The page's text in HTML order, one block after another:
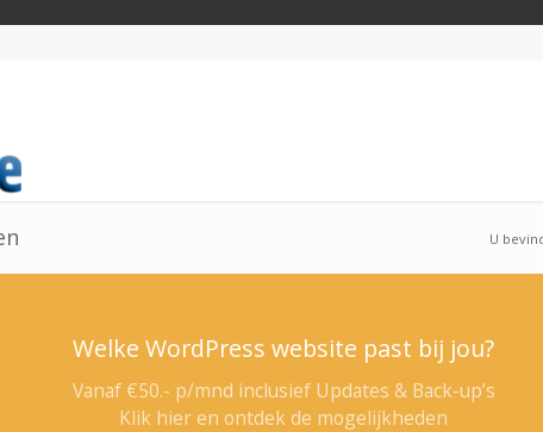
U
Welke WordPress website past bij jou?
Vanaf €50.- p/mnd inclusief Updates & Back-up’s
Klik hier en ontdek de mogelijkheden